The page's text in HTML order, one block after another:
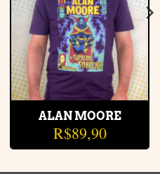
desejos
ALAN MOORE
R$89,90